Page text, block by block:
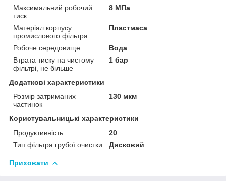
Максимальний робочий
тиск
8 МПа
Матеріал корпусу
промислового фільтра
Пластмаса
Робоче середовище
Вода
Втрата тиску на чистому
фільтрі, не більше
1 бар
Додаткові характеристики
Розмір затриманих
частинок
130 мкм
Користувальницькі характеристики
Продуктивність
20
Тип фільтра грубої очистки
Дисковий
Приховати